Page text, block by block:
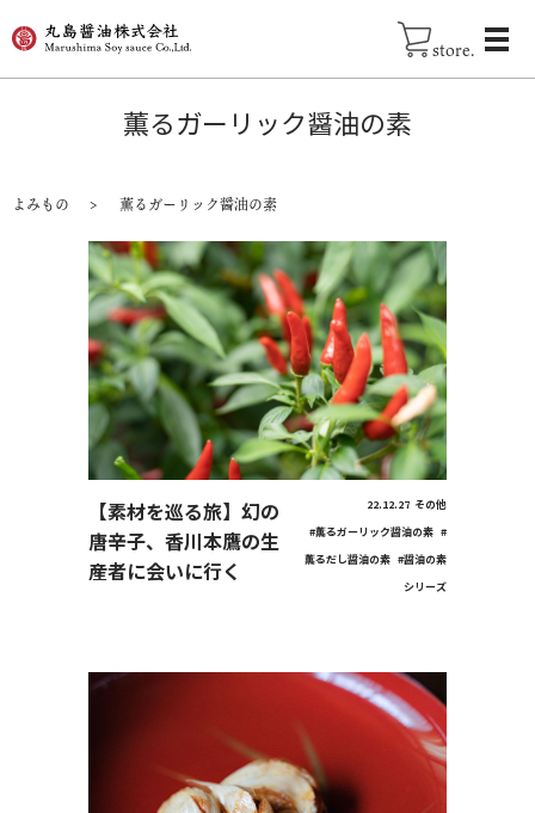
store.
薫るガーリック醤油の素
よみもの 薫るガーリック醤油の素
【素材を巡る旅】幻の
唐辛子、香川本鷹の生
産者に会いに行く
22.12.27 その他
#薫るガーリック醤油の素 #
薫るだし醤油の素 #醤油の素
シリーズ